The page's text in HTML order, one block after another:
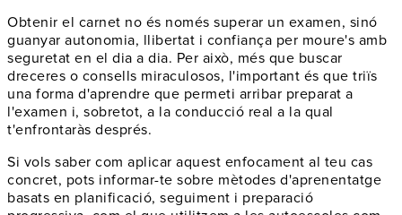
Obtenir el carnet no és només superar un examen, sinó
guanyar autonomia, llibertat i confiança per moure's amb
seguretat en el dia a dia. Per això, més que buscar
dreceres o consells miraculosos, l'important és que triïs
una forma d'aprendre que permeti arribar preparat a
l'examen i, sobretot, a la conducció real a la qual
t'enfrontaràs després.
Si vols saber com aplicar aquest enfocament al teu cas
concret, pots informar-te sobre mètodes d'aprenentatge
basats en planificació, seguiment i preparació